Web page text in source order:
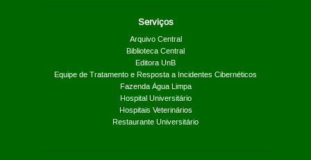
Serviços
Arquivo Central
Biblioteca Central
Editora UnB
Equipe de Tratamento e Resposta a Incidentes Cibernéticos
Fazenda Água Limpa
Hospital Universitário
Hospitais Veterinários
Restaurante Universitário